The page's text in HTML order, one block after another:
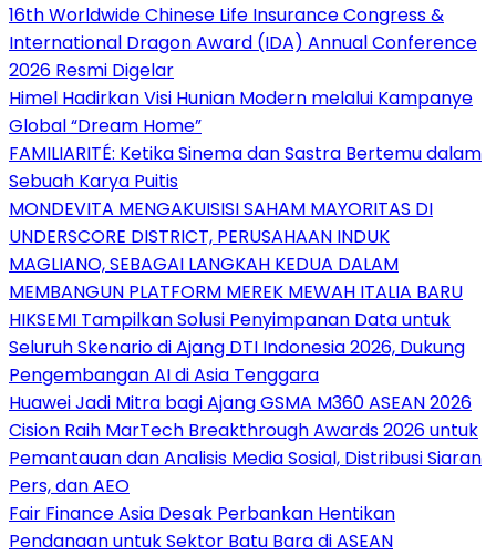
16th Worldwide Chinese Life Insurance Congress &
International Dragon Award (IDA) Annual Conference
2026 Resmi Digelar
Himel Hadirkan Visi Hunian Modern melalui Kampanye
Global “Dream Home”
FAMILIARITÉ: Ketika Sinema dan Sastra Bertemu dalam
Sebuah Karya Puitis
MONDEVITA MENGAKUISISI SAHAM MAYORITAS DI
UNDERSCORE DISTRICT, PERUSAHAAN INDUK
MAGLIANO, SEBAGAI LANGKAH KEDUA DALAM
MEMBANGUN PLATFORM MEREK MEWAH ITALIA BARU
HIKSEMI Tampilkan Solusi Penyimpanan Data untuk
Seluruh Skenario di Ajang DTI Indonesia 2026, Dukung
Pengembangan AI di Asia Tenggara
Huawei Jadi Mitra bagi Ajang GSMA M360 ASEAN 2026
Cision Raih MarTech Breakthrough Awards 2026 untuk
Pemantauan dan Analisis Media Sosial, Distribusi Siaran
Pers, dan AEO
Fair Finance Asia Desak Perbankan Hentikan
Pendanaan untuk Sektor Batu Bara di ASEAN